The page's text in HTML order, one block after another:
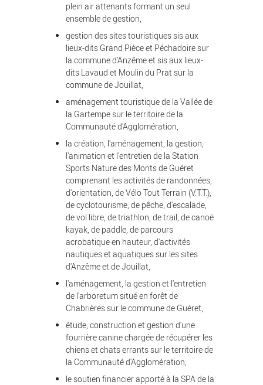
plein air attenants formant un seul
ensemble de gestion,
gestion des sites touristiques sis aux
lieux-dits Grand Pièce et Péchadoire sur
la commune d'Anzême et sis aux lieux-
dits Lavaud et Moulin du Prat sur la
commune de Jouillat,
aménagement touristique de la Vallée de
la Gartempe sur le territoire de la
Communauté d'Agglomération,
la création, l'aménagement, la gestion,
l'animation et l'entretien de la Station
Sports Nature des Monts de Guéret
comprenant les activités de randonnées,
d'orientation, de Vélo Tout Terrain (V.T.T.),
de cyclotourisme, de pêche, d'escalade,
de vol libre, de triathlon, de trail, de canoë
kayak, de paddle, de parcours
acrobatique en hauteur, d'activités
nautiques et aquatiques sur les sites
d'Anzême et de Jouillat,
l'aménagement, la gestion et l'entretien
de l'arboretum situé en forêt de
Chabrières sur le commune de Guéret,
étude, construction et gestion d'une
fourrière canine chargée de récupérer les
chiens et chats errants sur le territoire de
la Communauté d'Agglomération,
le soutien financier apporté à la SPA de la